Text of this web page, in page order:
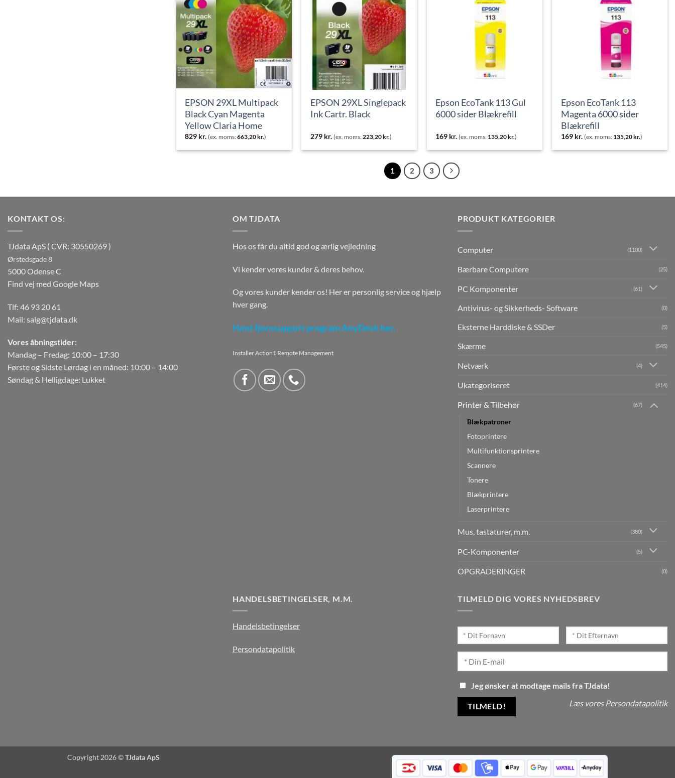
EPSON 29XL Multipack
Black Cyan Magenta
Yellow Claria Home
829 kr. (ex. moms:663,20kr.)
EPSON 29XL Singlepack
Ink Cartr. Black
279 kr. (ex. moms: 223,20kr.)
Epson EcoTank 113 Gul
6000 sider Blækrefill
169 kr. (ex. moms: 135,20kr.)
Epson EcoTank 113
Magenta 6000 sider
Blækrefill
169 kr. (ex. moms: 135,20kr.)
1 2 3
KONTAKT OS:
TJdata ApS ( CVR: 30550269 )
Ørstedsgade 8
5000 Odense C
Find vej med Google Maps
Tlf: 46 93 20 61
Mail: salg@tjdata.dk
Vores åbningstider:
Mandag – Fredag: 10:00 – 17:30
Første og Sidste Lørdag i en måned: 10:00 – 14:00
Søndag & Helligdage: Lukket
OM TJDATA
Hos os får du altid god og ærlig vejledning
Vi kender vores kunder & deres behov.
Og vores kunder kender os! Her er personlig service og hjælp
hver gang.
Hent fjernsupport program AnyDesk her.
Installer Action1 Remote Management
PRODUKT KATEGORIER
Computer (1100)
Bærbare Computere (25)
PC Komponenter (61)
Antivirus- og Sikkerheds- Software (0)
Eksterne Harddiske & SSDer (5)
Skærme (545)
Netværk (4)
Ukategoriseret (414)
Printer & Tilbehør (67)
Blækpatroner
Fotoprintere
Multifunktionsprintere
Scannere
Tonere
Blækprintere
Laserprintere
Mus, tastaturer, m.m. (380)
PC-Komponenter (5)
OPGRADERINGER (0)
HANDELSBETINGELSER, M.M.
Handelsbetingelser
Persondatapolitik
TILMELD DIG VORES NYHEDSBREV
Jeg ønsker at modtage mails fra TJdata!
Læs vores Persondatapolitik
Copyright 2026 ©TJdata ApS